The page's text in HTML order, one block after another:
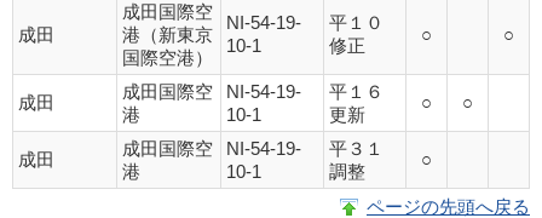
成田
成田国際空
港（新東京
国際空港）
NI-54-19-
10-1
平１０
修正
○ ○
成田
成田国際空
港
NI-54-19-
10-1
平１６
更新
○ ○
成田
成田国際空
港
NI-54-19-
10-1
平３１
調整
○
ページの先頭へ戻る